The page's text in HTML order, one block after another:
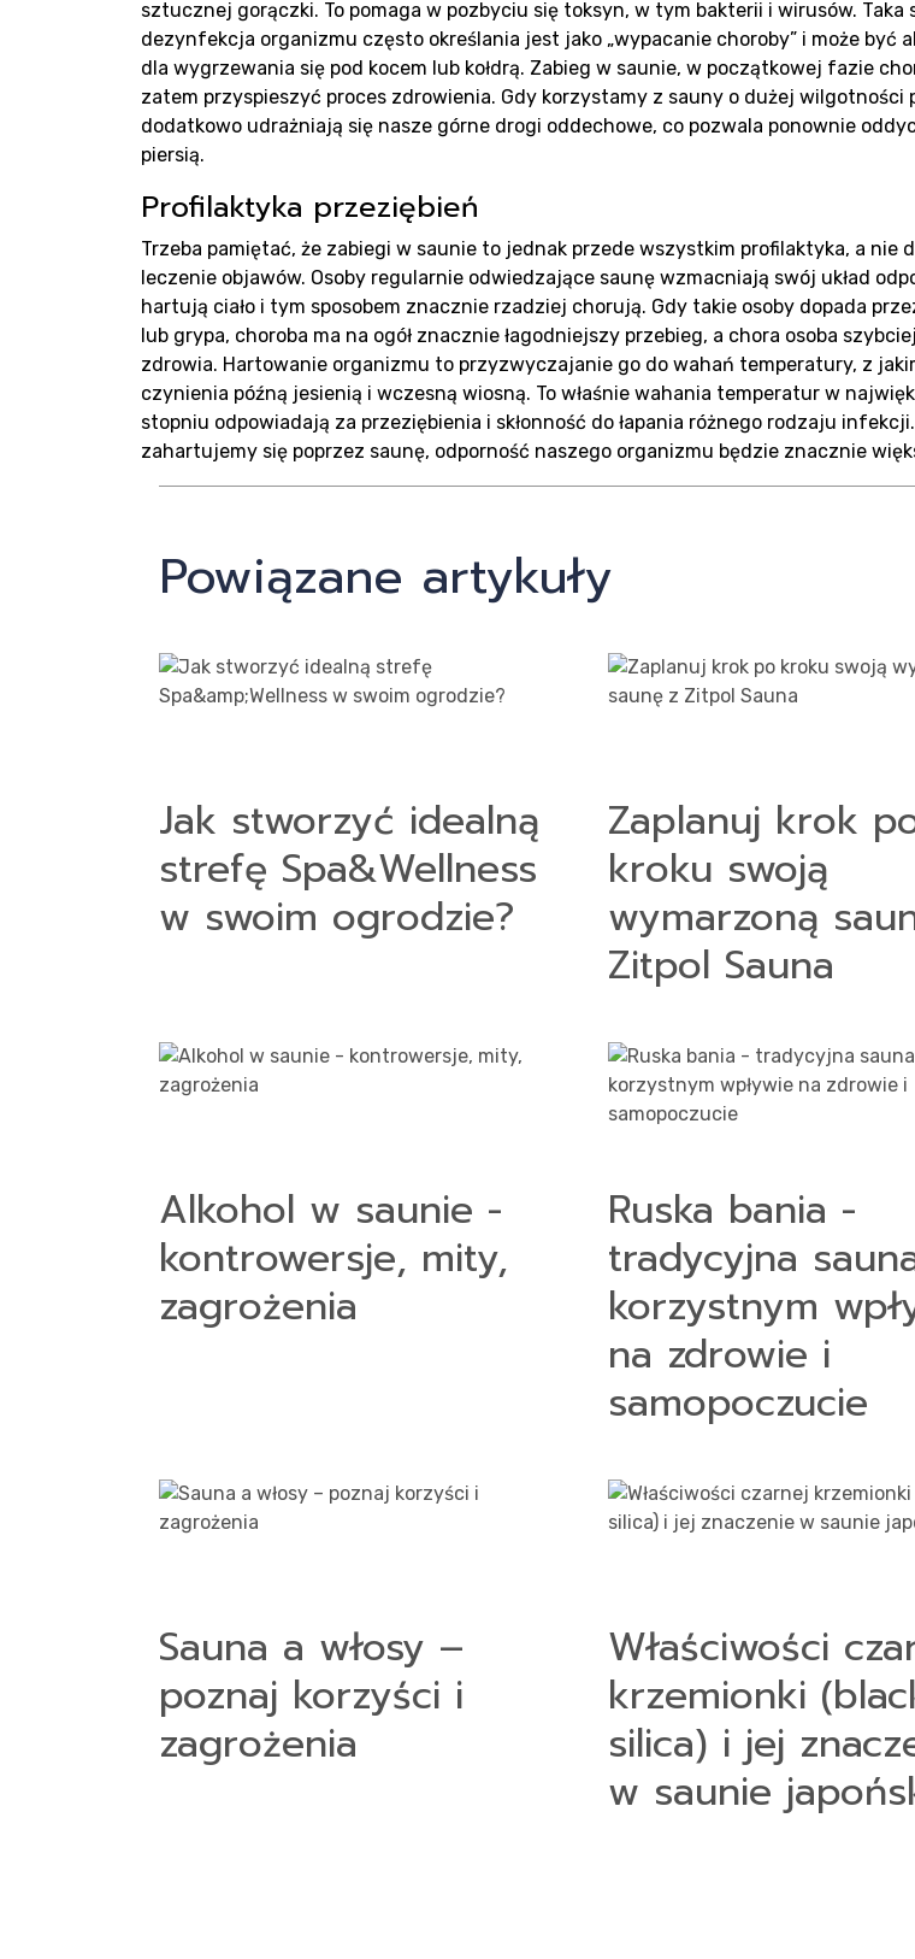
Blog
Kontakt
sztucznej gorączki. To pomaga w pozbyciu się toksyn, w tym bakterii i wirusów. Taka
dezynfekcja organizmu często określania jest jako „wypacanie choroby” i może być
dla wygrzewania się pod kocem lub kołdrą. Zabieg w saunie, w początkowej fazie
zatem przyspieszyć proces zdrowienia. Gdy korzystamy z sauny o dużej wilgotności
dodatkowo udrażniają się nasze górne drogi oddechowe, co pozwala ponownie
piersią.
Profilaktyka przeziębień
Trzeba pamiętać, że zabiegi w saunie to jednak przede wszystkim profilaktyka, a nie
leczenie objawów. Osoby regularnie odwiedzające saunę wzmacniają swój układ
hartują ciało i tym sposobem znacznie rzadziej chorują. Gdy takie osoby dopada
lub grypa, choroba ma na ogół znacznie łagodniejszy przebieg, a chora osoba
zdrowia. Hartowanie organizmu to przyzwyczajanie go do wahań temperatury, z
czynienia późną jesienią i wczesną wiosną. To właśnie wahania temperatur w
stopniu odpowiadają za przeziębienia i skłonność do łapania różnego rodzaju
zahartujemy się poprzez saunę, odporność naszego organizmu będzie znacznie
Powiązane artykuły
Jak stworzyć idealną
strefę Spa&Wellness
w swoim ogrodzie?
Zaplanuj krok
kroku swoją
wymarzoną
Zitpol Sauna
Alkohol w saunie -
kontrowersje, mity,
zagrożenia
Ruska bania -
tradycyjna
korzystnym
na zdrowie i
samopoczucie
Sauna a włosy –
poznaj korzyści i
zagrożenia
Właściwości
krzemionki
silica) i jej
w saunie